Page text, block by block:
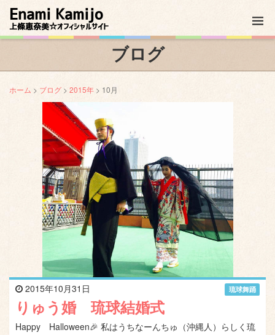
Enami Kamijo
上條恵奈美☆オフィシャルサイト
ブログ
ホーム > ブログ > 2015年 > 10月
2015年10月31日 琉球舞踊
りゅう婚 琉球結婚式
Happy Halloween🎉 私はうちなーんちゅ（沖縄人）らしく琉